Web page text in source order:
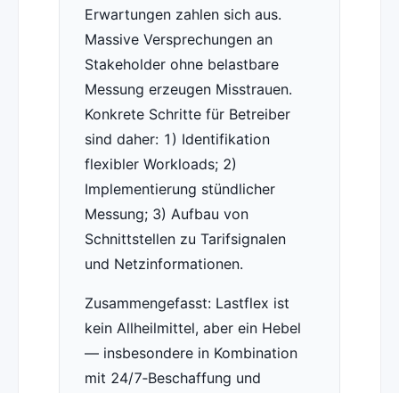
Erwartungen zahlen sich aus.
Massive Versprechungen an
Stakeholder ohne belastbare
Messung erzeugen Misstrauen.
Konkrete Schritte für Betreiber
sind daher: 1) Identifikation
flexibler Workloads; 2)
Implementierung stündlicher
Messung; 3) Aufbau von
Schnittstellen zu Tarifsignalen
und Netzinformationen.
Zusammengefasst: Lastflex ist
kein Allheilmittel, aber ein Hebel
— insbesondere in Kombination
mit 24/7‑Beschaffung und